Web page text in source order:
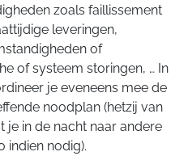
zoals faillissement
leveringen,
of
of systeem storingen, … In
je eveneens mee de
noodplan (hetzij van
je in de nacht naar andere
indien nodig).